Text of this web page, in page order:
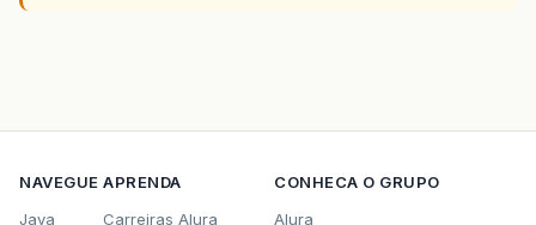
NAVEGUE
Java
APRENDA
Carreiras Alura
CONHECA O GRUPO
Alura